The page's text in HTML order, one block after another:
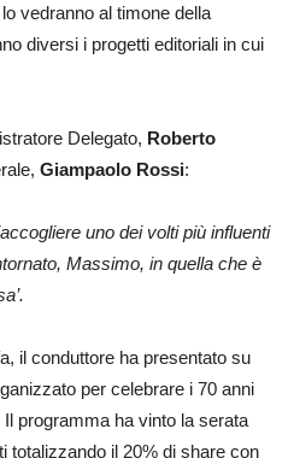
vedranno al timone della
diversi i progetti editoriali in cui
Delegato, Roberto
Giampaolo Rossi:
uno dei volti più influenti
Massimo, in quella che è
il conduttore ha presentato su
per celebrare i 70 anni
programma ha vinto la serata
totalizzando il 20% di share con